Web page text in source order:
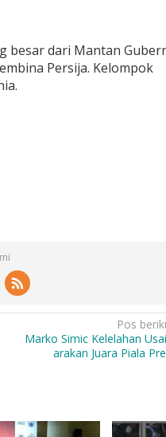
besar dari Mantan
Persija. Kelompok
Pos
Marko Simic Kelelahan
arakan Juara Piala